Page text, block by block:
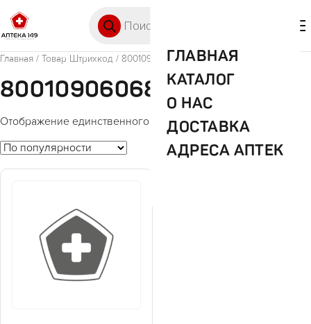
ГЛАВНАЯ
КАТАЛОГ
О НАС
ДОСТАВКА
АДРЕСА АПТЕК
Главная / Товар Штрихкод / 8001090606846
8001090606846
Отображение единственного товара